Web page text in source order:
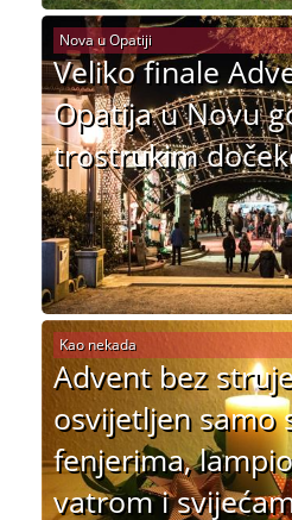
Veliko finale
Opatija u Novu
trostrukim
Nova u Opatiji
Advent bez
osvijetljen samo
fenjerima,
vatrom i
Kao nekada